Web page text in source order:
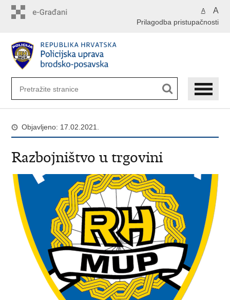
A A
Prilagodba pristupačnosti
Objavljeno: 17.02.2021.
Razbojništvo u trgovini